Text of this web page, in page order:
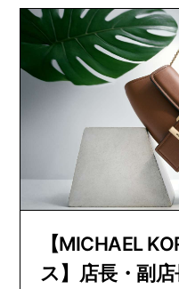
【MICHAEL
ス】店長・副